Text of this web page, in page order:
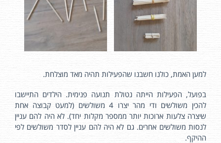
למען האמת, כולנו חשבנו שהפעילות תהיה מאד מוצלחת.
בפועל, הפעילות הייתה נטולת תנועה פנימית. הילדים התיישבו
להכין משולשים ודי מהר יצרו 4 משולשים (למעט קבוצה אחת
שיצרה צלעות ארוכות יותר ממספר מקלות יחד). לא היה להם עניין
לנסות משולשים אחרים. גם לא היה להם עניין לסדר משולשים לפי
ההיקף.